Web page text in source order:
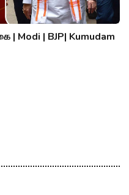
Modi | BJP| Kumudam